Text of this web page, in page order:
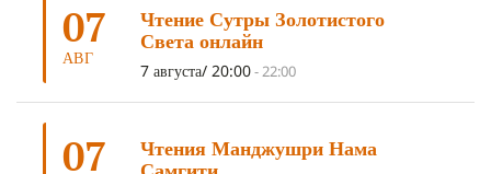
ТРИ ОСНОВЫ ПУТИ(5) ЛХАБАБ ДУЧЕН(5)
ОЧИСТИТЕЛЬНЫЕ ПРАКТИКИ(5)
УМ И ЕГО ПОТЕНЦИАЛ
ОТРЕЧЕНИЕ
ПОДНОШЕНИЯ (4) ВОСЕМЬ СТРОФ(4)
07
АВГ
Чтение Сутры Золотистого
Света онлайн
7 августа/ 20:00-22:00
07
Чтения Манджушри Нама